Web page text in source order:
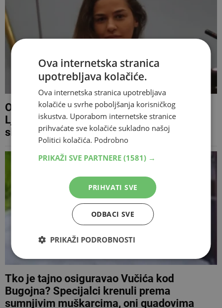
Osiguranje odbilo platiti štetu: Anja
Ljubojević sama će podmiriti razbijeni
službeni Audi
Tko je tajno osiguravao Vučića kod
Bugojna? Specijalci krenuli prema
sumnjivim muškarcima, oni quadovima
Ova internetska stranica
upotrebljava kolačiće.
Ova internetska stranica upotrebljava
kolačiće u svrhe poboljšanja korisničkog
iskustva. Uporabom internetske stranice
prihvaćate sve kolačiće sukladno našoj
Politici kolačića. Podrobno
PRIKAŽI SVE PARTNERE (1581) →
PRIHVATI SVE
ODBACI SVE
PRIKAŽI PODROBNOSTI